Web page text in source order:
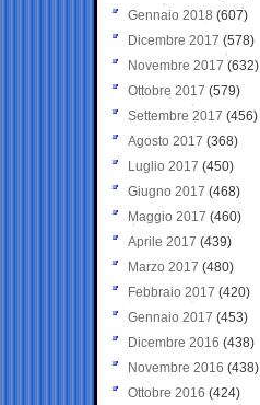
Gennaio 2018 (607)
Dicembre 2017 (578)
Novembre 2017 (632)
Ottobre 2017 (579)
Settembre 2017 (456)
Agosto 2017 (368)
Luglio 2017 (450)
Giugno 2017 (468)
Maggio 2017 (460)
Aprile 2017 (439)
Marzo 2017 (480)
Febbraio 2017 (420)
Gennaio 2017 (453)
Dicembre 2016 (438)
Novembre 2016 (438)
Ottobre 2016 (424)